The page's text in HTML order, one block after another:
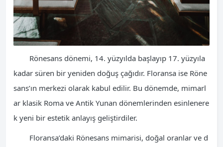
Rönesans dönemi, 14. yüzyılda başlayıp 17. yüzyıla
kadar süren bir yeniden doğuş çağıdır. Floransa ise Röne
sans’ın merkezi olarak kabul edilir. Bu dönemde, mimarl
ar klasik Roma ve Antik Yunan dönemlerinden esinlenere
k yeni bir estetik anlayış geliştirdiler.
Floransa’daki Rönesans mimarisi, doğal oranlar ve d